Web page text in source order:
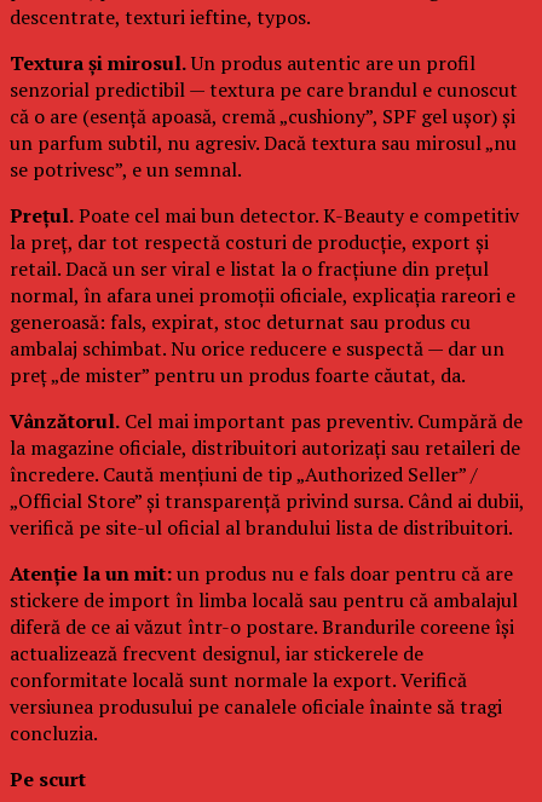
descentrate, texturi ieftine, typos.
Textura și mirosul.Un produs autentic are un profil
senzorial predictibil — textura pe care brandul e cunoscut
că o are (esență apoasă, cremă „cushiony”, SPF gel ușor) și
un parfum subtil, nu agresiv. Dacă textura sau mirosul „nu
se potrivesc”, e un semnal.
Prețul.Poate cel mai bun detector. K-Beauty e competitiv
la preț, dar tot respectă costuri de producție, export și
retail. Dacă un ser viral e listat la o fracțiune din prețul
normal, în afara unei promoții oficiale, explicația rareori e
generoasă: fals, expirat, stoc deturnat sau produs cu
ambalaj schimbat. Nu orice reducere e suspectă — dar un
preț „de mister” pentru un produs foarte căutat, da.
Vânzătorul. Cel mai important pas preventiv. Cumpără de
la magazine oficiale, distribuitori autorizați sau retaileri de
încredere. Caută mențiuni de tip „Authorized Seller” /
„Official Store” și transparență privind sursa. Când ai dubii,
verifică pe site-ul oficial al brandului lista de distribuitori.
Atenție la un mit:un produs nu e fals doar pentru că are
stickere de import în limba locală sau pentru că ambalajul
diferă de ce ai văzut într-o postare. Brandurile coreene își
actualizează frecvent designul, iar stickerele de
conformitate locală sunt normale la export. Verifică
versiunea produsului pe canalele oficiale înainte să tragi
concluzia.
Pe scurt